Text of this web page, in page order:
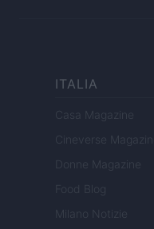
ITALIA
Casa Magazine
Cineverse Magazine
Donne Magazine
Food Blog
Milano Notizie